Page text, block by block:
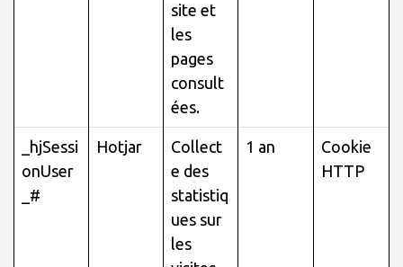
site et
les
pages
consult
ées.
_hjSessi
onUser
_#
Hotjar
Collect
e des
statistiq
ues sur
les
1 an
Cookie
HTTP